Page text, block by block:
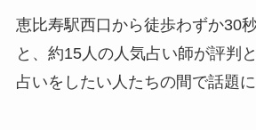
恵比寿駅西口から徒歩わずか30
と、約15人の人気占い師が評判
占いをしたい人たちの間で話題に